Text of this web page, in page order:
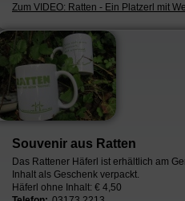
Zum VIDEO: Ratten - Ein Platzerl mit
Souvenir aus Ratten
Das Rattener Häferl ist erhältlich am
Inhalt als Geschenk verpackt.
Häferl ohne Inhalt: € 4,50